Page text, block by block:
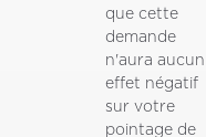
que cette
demande
n'aura aucun
effet négatif
sur votre
pointage de